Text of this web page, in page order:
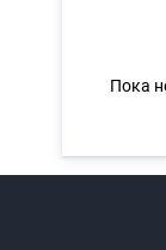
Пока